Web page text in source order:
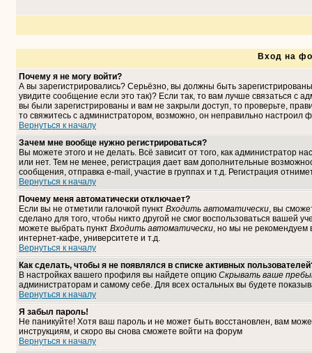
Вход на
Почему я не могу войти?
А вы зарегистрировались? Серьёзно, вы должны быть
увидите сообщение если это так)? Если так, то вам лучше связаться с
вы были зарегистрированы и вам не закрыли доступ, то проверьте,
то свяжитесь с администратором, возможно, он неправильно настроил
Вернуться к началу
Зачем мне вообще нужно регистрироваться?
Вы можете этого и не делать. Всё зависит от того, как
или нет. Тем не менее, регистрация дает вам дополнительные
сообщения, отправка e-mail, участие в группах и т.д. Регистрация
Вернуться к началу
Почему меня автоматически отключает?
Если вы не отметили галочкой пункт Входить автоматически, вы
сделано для того, чтобы никто другой не смог воспользоваться вашей
можете выбрать пункт Входить автоматически, но мы не рекомендуем
интернет-кафе, университете и т.д.
Вернуться к началу
Как сделать, чтобы я не появлялся в списке активных
В настройках вашего профиля вы найдете опцию Скрывать ваше
администраторам и самому себе. Для всех остальных вы будете
Вернуться к началу
Я забыл пароль!
Не паникуйте! Хотя ваш пароль и не может быть восстановлен, вам
инструкциям, и скоро вы снова сможете войти на форум
Вернуться к началу